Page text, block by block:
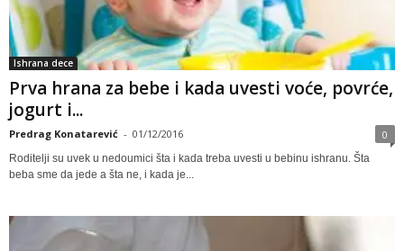
Ishrana dece
Prva hrana za bebe i kada uvesti voće, povrće,
jogurt i...
Predrag Konatarević - 01/12/2016 0
Roditelji su uvek u nedoumici šta i kada treba uvesti u bebinu ishranu. Šta
beba sme da jede a šta ne, i kada je...